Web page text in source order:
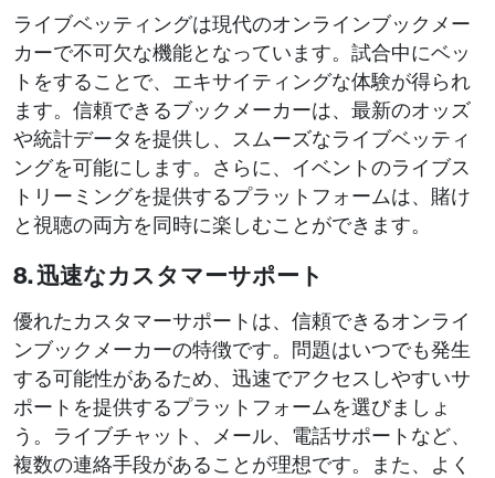
ライブベッティングは現代のオンラインブックメー
カーで不可欠な機能となっています。試合中にベッ
トをすることで、エキサイティングな体験が得られ
ます。信頼できるブックメーカーは、最新のオッズ
や統計データを提供し、スムーズなライブベッティ
ングを可能にします。さらに、イベントのライブス
トリーミングを提供するプラットフォームは、賭け
と視聴の両方を同時に楽しむことができます。
8. 迅速なカスタマーサポート
優れたカスタマーサポートは、信頼できるオンライ
ンブックメーカーの特徴です。問題はいつでも発生
する可能性があるため、迅速でアクセスしやすいサ
ポートを提供するプラットフォームを選びましょ
う。ライブチャット、メール、電話サポートなど、
複数の連絡手段があることが理想です。また、よく